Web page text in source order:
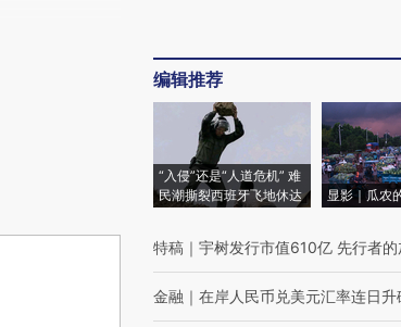
编辑推荐
“入侵”还是“人道危机” 难
民潮撕裂西班牙飞地休达
显影｜瓜农
特稿 ｜ 宇树发行市值610亿 先行者
金融 ｜ 在岸人民币兑美元汇率连日